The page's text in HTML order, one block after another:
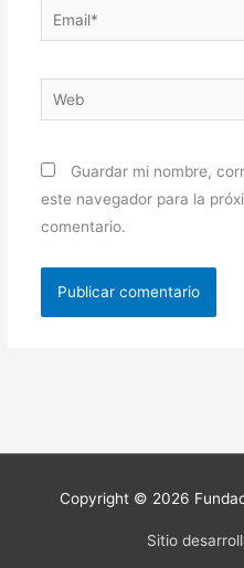
Email*
Web
Guardar mi nombre,
este navegador para la
comentario.
Copyright © 2026
Sitio